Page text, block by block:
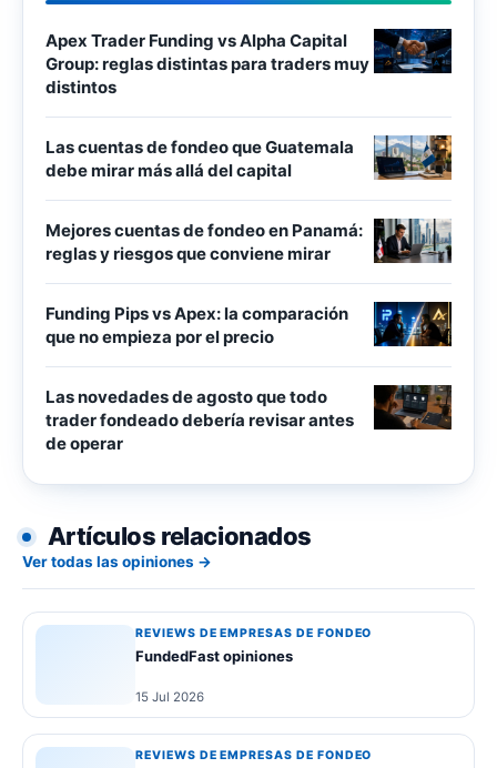
Apex Trader Funding vs Alpha Capital
Group: reglas distintas para traders muy
distintos
Las cuentas de fondeo que Guatemala
debe mirar más allá del capital
Mejores cuentas de fondeo en Panamá:
reglas y riesgos que conviene mirar
Funding Pips vs Apex: la comparación
que no empieza por el precio
Las novedades de agosto que todo
trader fondeado debería revisar antes
de operar
Artículos relacionados
Ver todas las opiniones →
REVIEWS DE EMPRESAS DE FONDEO
FundedFast opiniones
15 Jul 2026
REVIEWS DE EMPRESAS DE FONDEO